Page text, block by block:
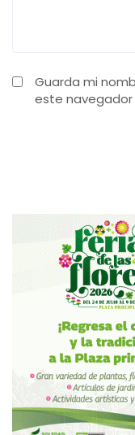
Guarda mi
este navegador